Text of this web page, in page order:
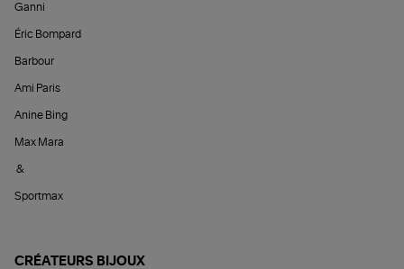
Ganni
Éric Bompard
Barbour
Ami Paris
Anine Bing
Max Mara
&
Sportmax
CRÉATEURS BIJOUX